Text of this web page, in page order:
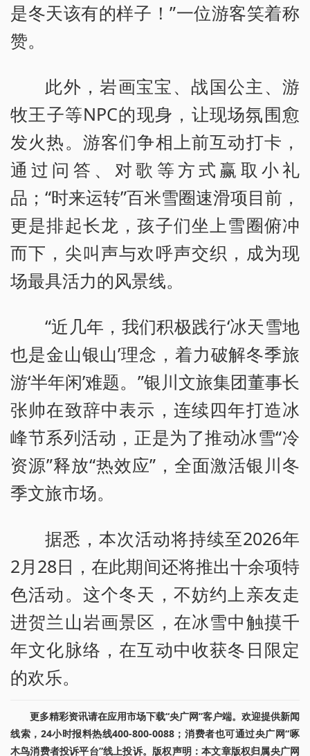
是冬天该有的样子！”一位游客笑着称
赞。
此外，岩画宝宝、战国公主、游
牧王子等NPC的现身，让现场氛围愈
发火热。游客们争相上前互动打卡，
通过问答、对歌等方式赢取小礼
品；“时来运转”百米雪圈速滑项目前，
更是排起长龙，孩子们坐上雪圈俯冲
而下，尖叫声与欢呼声交织，成为现
场最具活力的风景线。
“近几年，我们积极践行‘冰天雪地
也是金山银山’理念，着力破解冬季旅
游‘半年闲’难题。”银川文旅集团董事长
张帅在致辞中表示，连续四年打造冰
峰节系列活动，正是为了推动冰雪“冷
资源”释放“热效应”，全面激活银川冬
季文旅市场。
据悉，本次活动将持续至2026年
2月28日，在此期间还将推出十余项特
色活动。这个冬天，不妨约上亲友走
进贺兰山岩画景区，在冰雪中触摸千
年文化脉络，在互动中收获冬日限定
的欢乐。
更多精彩资讯请在应用市场下载“央广网”客户端。欢迎提供新闻
线索，24小时报料热线400-800-0088；消费者也可通过央广网“啄
木鸟消费者投诉平台”线上投诉。版权声明：本文章版权归属央广网